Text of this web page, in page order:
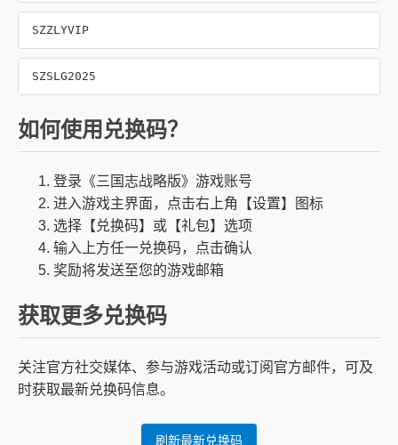
SZZLYVIP
SZSLG2025
如何使用兑换码？
登录《三国志战略版》游戏账号
进入游戏主界面，点击右上角【设置】图标
选择【兑换码】或【礼包】选项
输入上方任一兑换码，点击确认
奖励将发送至您的游戏邮箱
获取更多兑换码
关注官方社交媒体、参与游戏活动或订阅官方邮件，可及
时获取最新兑换码信息。
刷新最新兑换码